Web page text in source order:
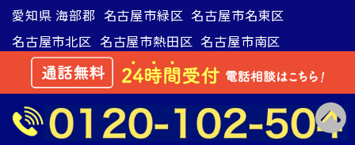
愛知県 海部郡 名古屋市緑区 名古屋市名東区
名古屋市北区 名古屋市熱田区 名古屋市南区
名古屋市東区 名古屋市天白区 名古屋市中村区
名古屋市中川区 名古屋市中区 名古屋市千種区
名古屋市西区
名古屋市瑞穂区
名古屋市昭和区